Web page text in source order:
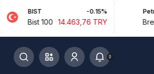
BIST -0.15%
Bist 100 14.463,76 TRY
Petrol
Brent
0